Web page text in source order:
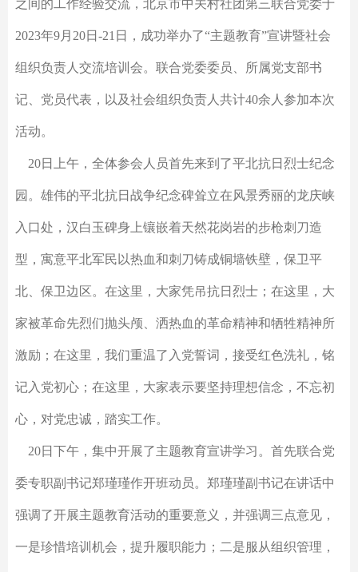
之间的工作经验交流，北京市中关村社团第三联合党委于
2023年9月20日-21日，成功举办了“主题教育”宣讲暨社会
组织负责人交流培训会。联合党委委员、所属党支部书
记、党员代表，以及社会组织负责人共计40余人参加本次
活动。
20日上午，全体参会人员首先来到了平北抗日烈士纪念
园。雄伟的平北抗日战争纪念碑耸立在风景秀丽的龙庆峡
入口处，汉白玉碑身上镶嵌着天然花岗岩的步枪刺刀造
型，寓意平北军民以热血和刺刀铸成铜墙铁壁，保卫平
北、保卫边区。在这里，大家凭吊抗日烈士；在这里，大
家被革命先烈们抛头颅、洒热血的革命精神和牺牲精神所
激励；在这里，我们重温了入党誓词，接受红色洗礼，铭
记入党初心；在这里，大家表示要坚持理想信念，不忘初
心，对党忠诚，踏实工作。
20日下午，集中开展了主题教育宣讲学习。首先联合党
委专职副书记郑瑾瑾作开班动员。郑瑾瑾副书记在讲话中
强调了开展主题教育活动的重要意义，并强调三点意见，
一是珍惜培训机会，提升履职能力；二是服从组织管理，